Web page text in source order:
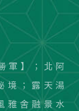
軍】；北阿
境；露天湯
雅舍融景水